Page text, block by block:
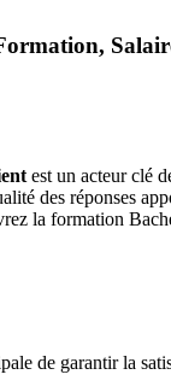
est un acteur clé
des réponses
la formation
de garantir la